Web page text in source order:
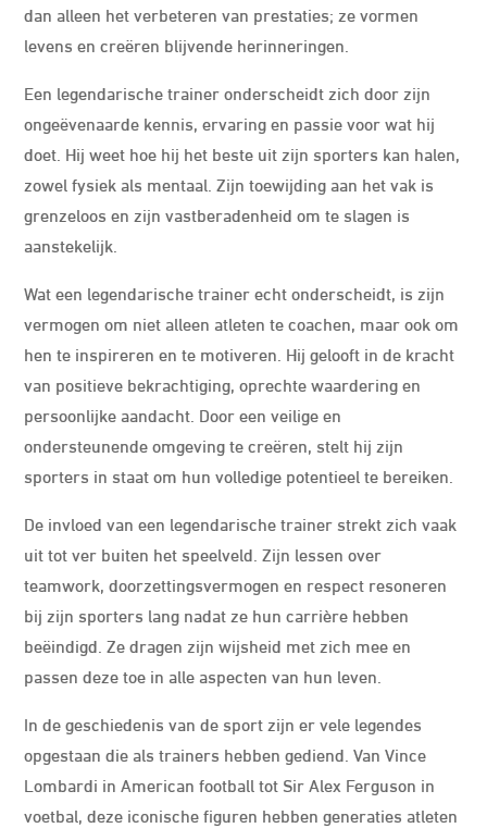
dan alleen het verbeteren van prestaties; ze vormen
levens en creëren blijvende herinneringen.
Een legendarische trainer onderscheidt zich door zijn
ongeëvenaarde kennis, ervaring en passie voor wat hij
doet. Hij weet hoe hij het beste uit zijn sporters kan halen,
zowel fysiek als mentaal. Zijn toewijding aan het vak is
grenzeloos en zijn vastberadenheid om te slagen is
aanstekelijk.
Wat een legendarische trainer echt onderscheidt, is zijn
vermogen om niet alleen atleten te coachen, maar ook om
hen te inspireren en te motiveren. Hij gelooft in de kracht
van positieve bekrachtiging, oprechte waardering en
persoonlijke aandacht. Door een veilige en
ondersteunende omgeving te creëren, stelt hij zijn
sporters in staat om hun volledige potentieel te bereiken.
De invloed van een legendarische trainer strekt zich vaak
uit tot ver buiten het speelveld. Zijn lessen over
teamwork, doorzettingsvermogen en respect resoneren
bij zijn sporters lang nadat ze hun carrière hebben
beëindigd. Ze dragen zijn wijsheid met zich mee en
passen deze toe in alle aspecten van hun leven.
In de geschiedenis van de sport zijn er vele legendes
opgestaan ​​die als trainers hebben gediend. Van Vince
Lombardi in American football tot Sir Alex Ferguson in
voetbal, deze iconische figuren hebben generaties atleten